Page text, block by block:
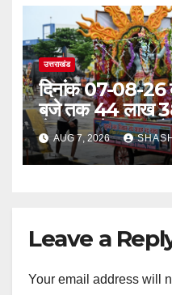
उत्तराखंड
दिनांक 07-08-26
बजे तक 44 लाख
लेकर अपने गंतव्य
AUG 7, 2026
Leave a
Your email address will